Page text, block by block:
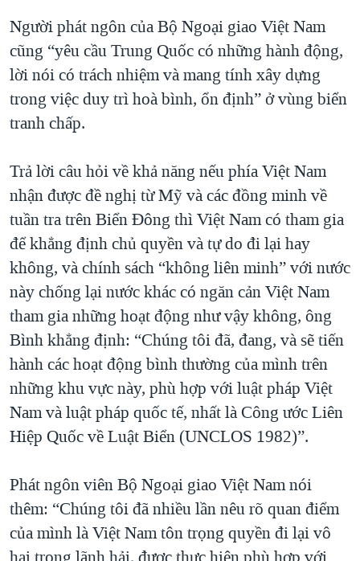
Người phát ngôn của Bộ Ngoại giao Việt Nam
cũng “yêu cầu Trung Quốc có những hành động,
lời nói có trách nhiệm và mang tính xây dựng
trong việc duy trì hoà bình, ổn định” ở vùng biển
tranh chấp.
Trả lời câu hỏi về khả năng nếu phía Việt Nam
nhận được đề nghị từ Mỹ và các đồng minh về
tuần tra trên Biển Đông thì Việt Nam có tham gia
để khẳng định chủ quyền và tự do đi lại hay
không, và chính sách “không liên minh” với nước
này chống lại nước khác có ngăn cản Việt Nam
tham gia những hoạt động như vậy không, ông
Bình khẳng định: “Chúng tôi đã, đang, và sẽ tiến
hành các hoạt động bình thường của mình trên
những khu vực này, phù hợp với luật pháp Việt
Nam và luật pháp quốc tế, nhất là Công ước Liên
Hiệp Quốc về Luật Biển (UNCLOS 1982)”.
Phát ngôn viên Bộ Ngoại giao Việt Nam nói
thêm: “Chúng tôi đã nhiều lần nêu rõ quan điểm
của mình là Việt Nam tôn trọng quyền đi lại vô